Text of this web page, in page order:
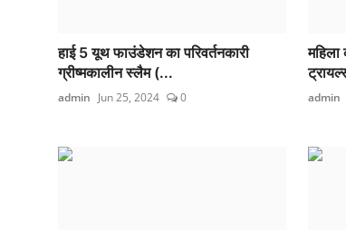
हाई 5 यूथ फाउंडेशन का परिवर्तनकारी
ग्रीष्मकालीन स्लैम (...
admin Jun 25, 2024 0 admin